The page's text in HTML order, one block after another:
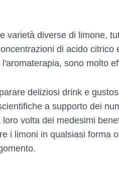
varietà diverse di limone,
di acido
sono molto
deliziosi drink e
a supporto dei
volta dei medesimi
i limoni in qualsiasi forma